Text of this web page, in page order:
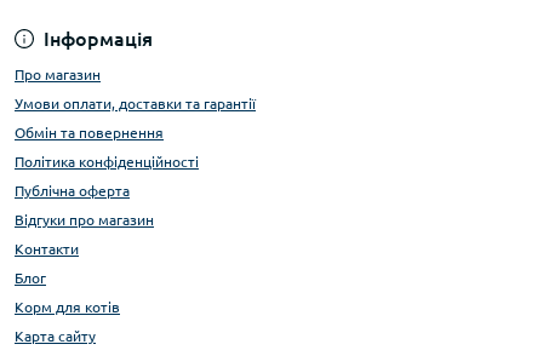
Інформація
Про магазин
Умови оплати, доставки та гарантії
Обмін та повернення
Політика конфіденційності
Публічна оферта
Відгуки про магазин
Контакти
Блог
Корм для котів
Карта сайту